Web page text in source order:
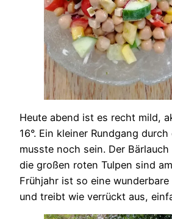
Heute abend ist es recht mild,
16°. Ein kleiner Rundgang
musste noch sein. Der
die großen roten Tulpen sind
Frühjahr ist so eine
und treibt wie verrückt aus,